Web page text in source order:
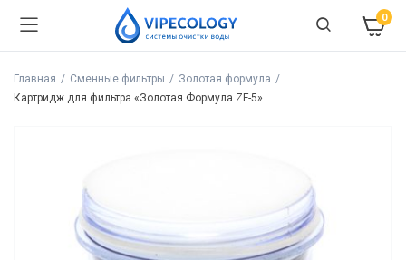
0
Главная Сменные фильтры
Золотая формула
Картридж для фильтра «Золотая Формула ZF-5»